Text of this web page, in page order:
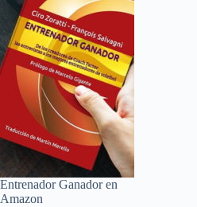
Entrenador Ganador en
Amazon